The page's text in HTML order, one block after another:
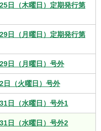
日（木曜日）定期発行第
日（月曜日）定期発行第
日（月曜日）号外
日（火曜日）号外
日（水曜日）号外1
日（水曜日）号外2